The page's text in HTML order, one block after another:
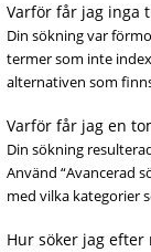
Varför får jag inga
Din sökning var
termer som inte
alternativen som
Varför får jag en
Din sökning
Använd “Avancerad
med vilka kategorier
Hur söker jag efter